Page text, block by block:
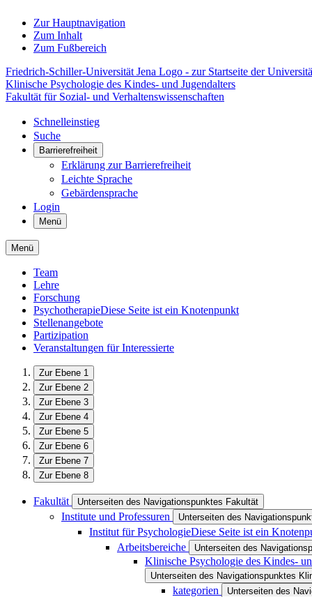
Zur Hauptnavigation
Zum Inhalt
Zum Fußbereich
Friedrich-Schiller-Universität Jena Logo - zur Startseite der
Klinische Psychologie des Kindes- und Jugendalters
Fakultät für Sozial- und Verhaltenswissenschaften
Schnelleinstieg
Suche
Barrierefreiheit
Erklärung zur Barrierefreiheit
Leichte Sprache
Gebärdensprache
Login
Menü
Menü
Team
Lehre
Forschung
PsychotherapieDiese Seite ist ein Knotenpunkt
Stellenangebote
Partizipation
Veranstaltungen für Interessierte
Zur Ebene 1
Zur Ebene 2
Zur Ebene 3
Zur Ebene 4
Zur Ebene 5
Zur Ebene 6
Zur Ebene 7
Zur Ebene 8
Fakultät Unterseiten des Navigationspunktes Fakultät
Institute und Professuren Unterseiten des
Institut für PsychologieDiese Seite ist ein
Arbeitsbereiche
Unterseiten des
Klinische Psychologie des Kindes-
Unterseiten des Navigationspunktes
kategorien Unterseiten des